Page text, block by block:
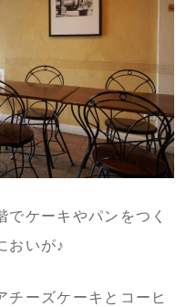
ケーキやパンをつく
おいが♪
チーズケーキとコーヒ